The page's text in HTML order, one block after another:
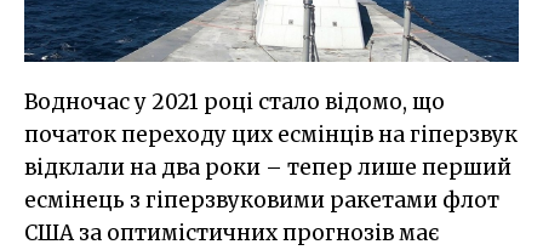
Водночас у 2021 році стало відомо, що
початок переходу цих есмінців на гіперзвук
відклали на два роки – тепер лише перший
есмінець з гіперзвуковими ракетами флот
США за оптимістичних прогнозів має